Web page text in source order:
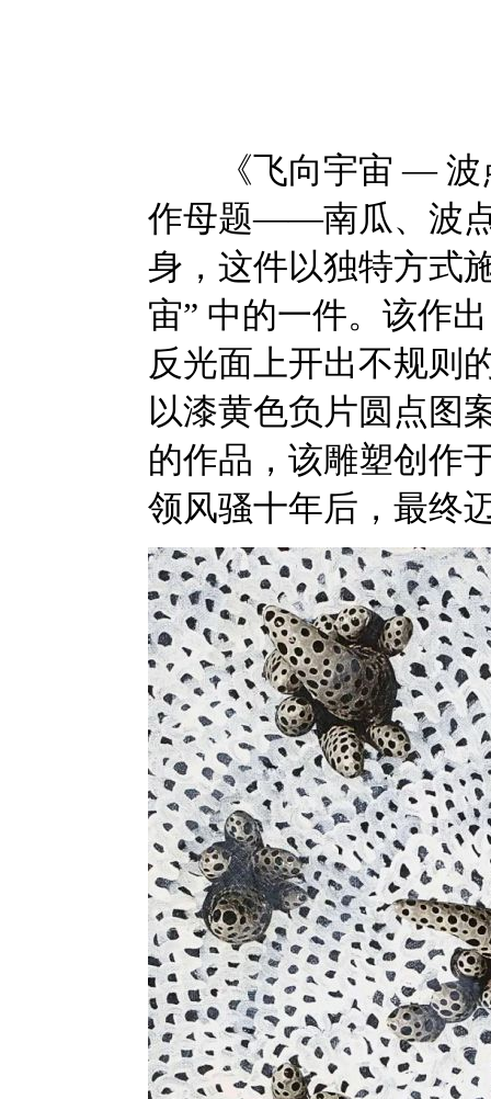
《飞向宇宙 — 波点
作母题——南瓜、波
身，这件以独特方式
宙” 中的一件。该作
反光面上开出不规则
以漆黄色负片圆点图
的作品，该雕塑创作
领风骚十年后，最终